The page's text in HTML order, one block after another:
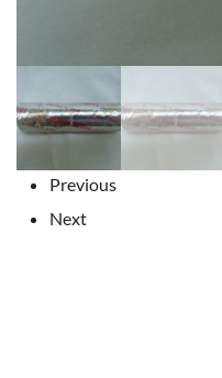
Previous
Next